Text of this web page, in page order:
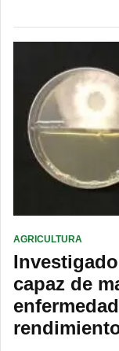
AGRICULTURA
capaz de